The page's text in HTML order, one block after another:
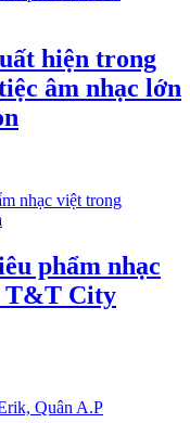
hiện trong
âm nhạc lớn
phẩm nhạc
T&T City